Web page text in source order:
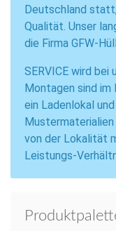
Deutschland
Qualität. Unser
die Firma GFW-
SERVICE wird bei
Montagen sind im
ein Ladenlokal
Mustermaterialien
von der Lokalität
Leistungs-